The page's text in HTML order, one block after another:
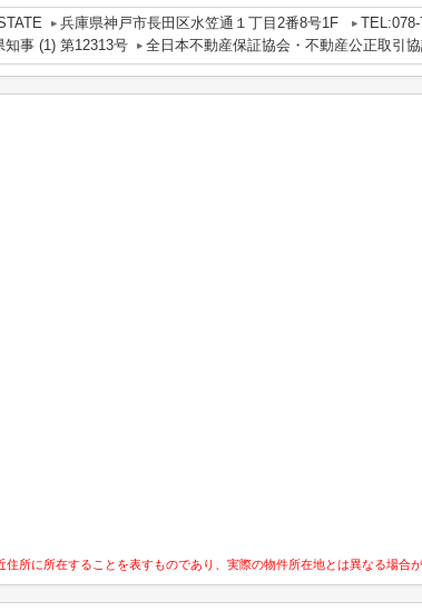
兵庫県神戸市長田区水笠通１丁目2番8号1F
知事 (1) 第12313号
全日本不動産保証協会・不動産公正取引
所に所在することを表すものであり、実際の物件所在地とは異なる場合が